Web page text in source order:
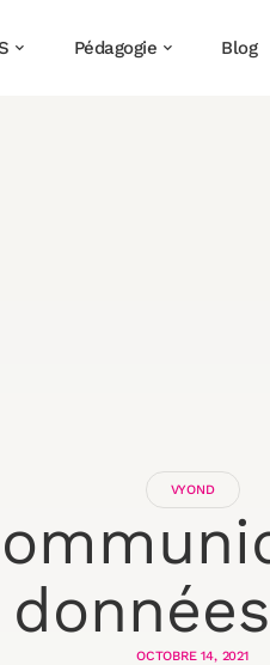
Pédagogie Blog
VYOND
OCTOBRE 14, 2021